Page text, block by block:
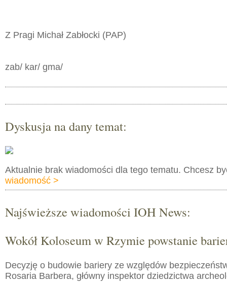
Z Pragi Michał Zabłocki (PAP)
zab/ kar/ gma/
Dyskusja na dany temat:
Aktualnie brak wiadomości dla tego tematu. Chcesz
wiadomość >
Najświeższe wiadomości IOH News:
Wokół Koloseum w Rzymie powstanie
Decyzję o budowie bariery ze względów
Rosaria Barbera, główny inspektor dziedzictwa